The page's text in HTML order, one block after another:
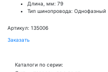
Длина, мм: 79
Тип шинопровода: Однофазный
Артикул: 135006
Заказать
Каталоги по серии: